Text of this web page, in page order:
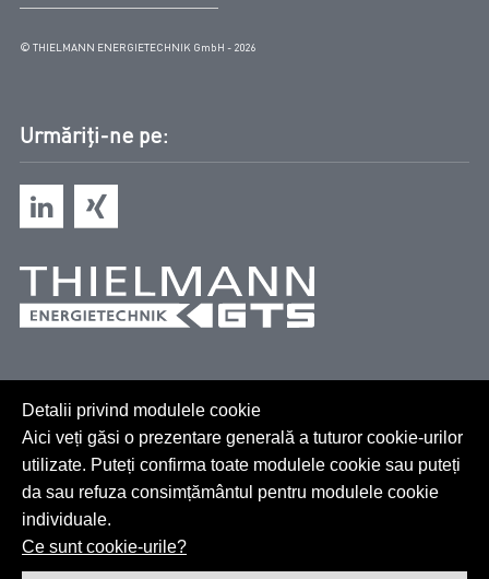
© THIELMANN ENERGIETECHNIK GmbH - 2026
Urmăriți-ne pe:
Harta site-ului
Detalii privind modulele cookie
Aici veți găsi o prezentare generală a tuturor cookie-urilor
utilizate. Puteți confirma toate modulele cookie sau puteți
da sau refuza consimțământul pentru modulele cookie
individuale.
Ce sunt cookie-urile?